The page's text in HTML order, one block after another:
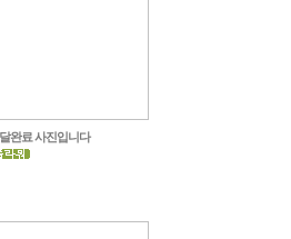
완료 사진입니다